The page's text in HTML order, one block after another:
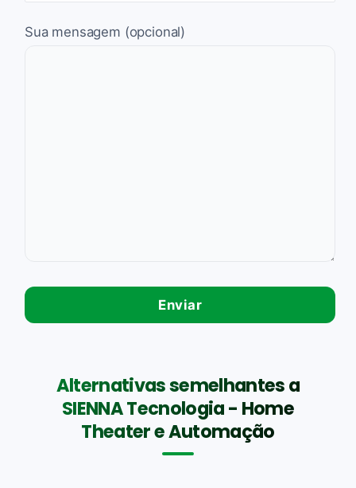
Sua mensagem (opcional)
Alternativas semelhantes a
SIENNA Tecnologia - Home
Theater e Automação